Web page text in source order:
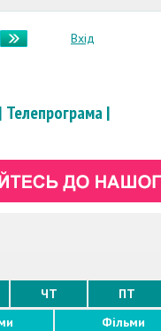
Вхід
| Телепрограма|
ЧТ
ПТ
Фільми